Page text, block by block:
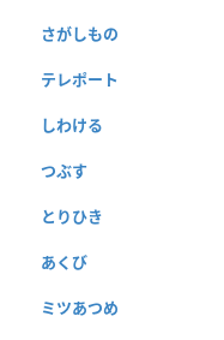
さがしもの
テレポート
しわける
つぶす
とりひき
あくび
ミツあつめ